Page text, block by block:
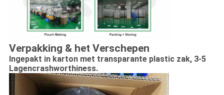
Verpakking & het Verschepen
Ingepakt in karton met transparante plastic zak, 3-5
Lagencrashworthiness.